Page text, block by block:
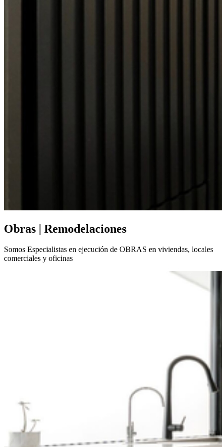
Obras | Remodelaciones
Somos Especialistas en ejecución de OBRAS en viviendas, locales
comerciales y oficinas